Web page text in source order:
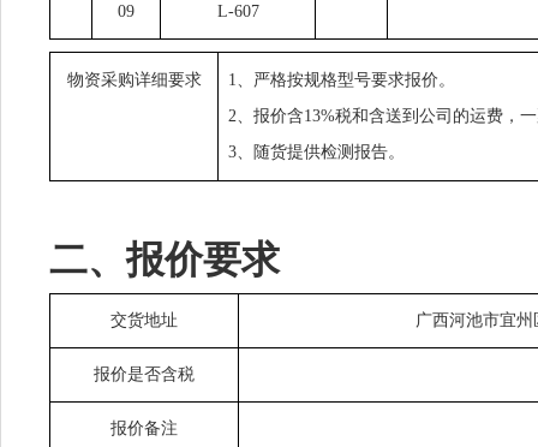
09
L-607
物资采购详细要求
1、严格按规格型号要求报价。
2、报价含13%税和含送到公司的运费，
3、随货提供检测报告。
二、报价要求
交货地址 广西河池市宜
报价是否含税
报价备注